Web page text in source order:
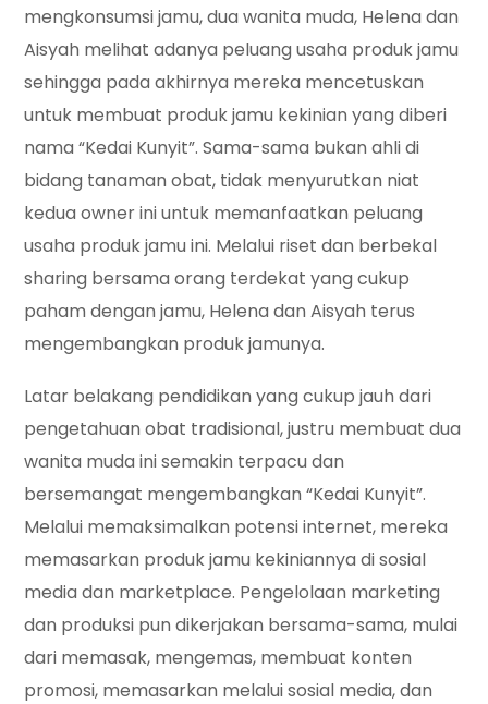
mengkonsumsi jamu, dua wanita muda, Helena dan
Aisyah melihat adanya peluang usaha produk jamu
sehingga pada akhirnya mereka mencetuskan
untuk membuat produk jamu kekinian yang diberi
nama “Kedai Kunyit”. Sama-sama bukan ahli di
bidang tanaman obat, tidak menyurutkan niat
kedua owner ini untuk memanfaatkan peluang
usaha produk jamu ini. Melalui riset dan berbekal
sharing bersama orang terdekat yang cukup
paham dengan jamu, Helena dan Aisyah terus
mengembangkan produk jamunya.
Latar belakang pendidikan yang cukup jauh dari
pengetahuan obat tradisional, justru membuat dua
wanita muda ini semakin terpacu dan
bersemangat mengembangkan “Kedai Kunyit”.
Melalui memaksimalkan potensi internet, mereka
memasarkan produk jamu kekiniannya di sosial
media dan marketplace. Pengelolaan marketing
dan produksi pun dikerjakan bersama-sama, mulai
dari memasak, mengemas, membuat konten
promosi, memasarkan melalui sosial media, dan